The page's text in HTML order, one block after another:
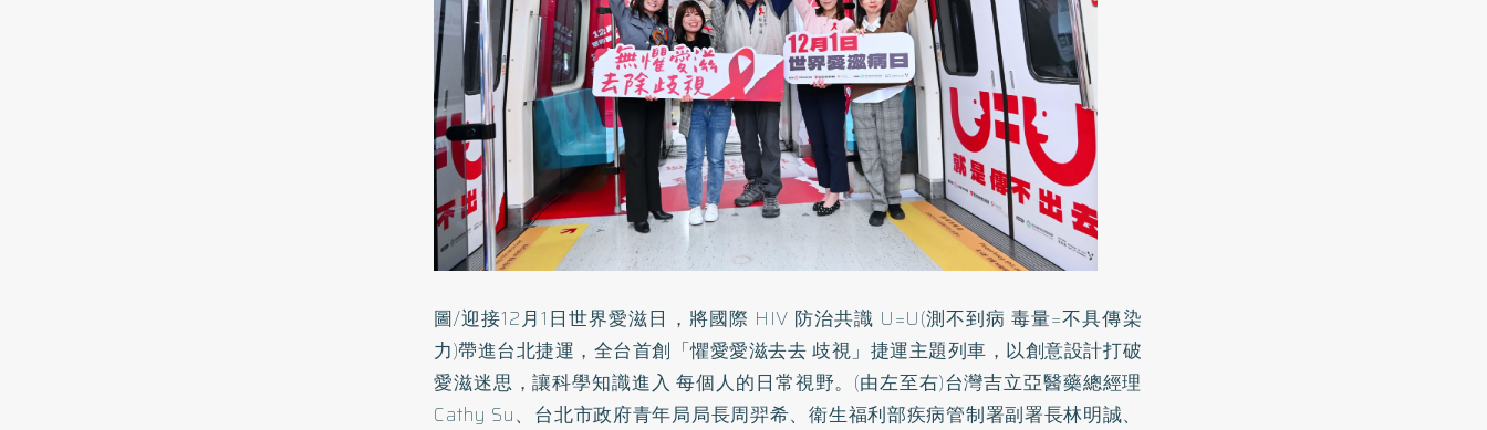
圖/迎接12月1日世界愛滋日，將國際 HIV 防治共識 U=U(測不到病 毒量=不具傳染
力)帶進台北捷運，全台首創「懼愛愛滋去去 歧視」捷運主題列車，以創意設計打破
愛滋迷思，讓科學知識進入 每個人的日常視野。(由左至右)台灣吉立亞醫藥總經理
Cathy Su、台北市政府青年局局長周羿希、衛生福利部疾病管制署副署長林明誠、